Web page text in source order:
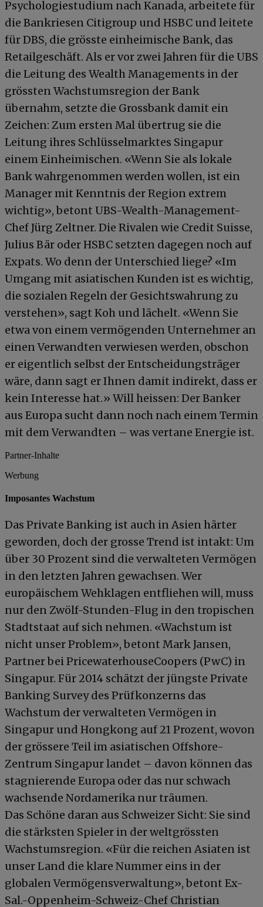
Psychologiestudium nach Kanada, arbeitete für
die Bankriesen Citigroup und HSBC und leitete
für DBS, die grösste einheimische Bank, das
Retailgeschäft. Als er vor zwei Jahren für die UBS
die Leitung des Wealth Managements in der
grössten Wachstumsregion der Bank
übernahm, setzte die Grossbank damit ein
Zeichen: Zum ersten Mal übertrug sie die
Leitung ihres Schlüsselmarktes Singapur
einem Einheimischen. «Wenn Sie als lokale
Bank wahrgenommen werden wollen, ist ein
Manager mit Kenntnis der Region extrem
wichtig», betont UBS-Wealth-Management-
Chef Jürg Zeltner. Die Rivalen wie Credit Suisse,
Julius Bär oder HSBC setzten dagegen noch auf
Expats. Wo denn der Unterschied liege? «Im
Umgang mit asiatischen Kunden ist es wichtig,
die sozialen Regeln der Gesichtswahrung zu
verstehen», sagt Koh und lächelt. «Wenn Sie
etwa von einem vermögenden Unternehmer an
einen Verwandten verwiesen werden, obschon
er eigentlich selbst der Entscheidungsträger
wäre, dann sagt er Ihnen damit indirekt, dass er
kein Interesse hat.» Will heissen: Der Banker
aus Europa sucht dann noch nach einem Termin
mit dem Verwandten – was vertane Energie ist.
Partner-Inhalte
Werbung
Imposantes Wachstum
Das Private Banking ist auch in Asien härter
geworden, doch der grosse Trend ist intakt: Um
über 30 Prozent sind die verwalteten Vermögen
in den letzten Jahren gewachsen. Wer
europäischem Wehklagen entfliehen will, muss
nur den Zwölf-Stunden-Flug in den tropischen
Stadtstaat auf sich nehmen. «Wachstum ist
nicht unser Problem», betont Mark Jansen,
Partner bei PricewaterhouseCoopers (PwC) in
Singapur. Für 2014 schätzt der jüngste Private
Banking Survey des Prüfkonzerns das
Wachstum der verwalteten Vermögen in
Singapur und Hongkong auf 21 Prozent, wovon
der grössere Teil im asiatischen Offshore-
Zentrum Singapur landet – davon können das
stagnierende Europa oder das nur schwach
wachsende Nordamerika nur träumen.
Das Schöne daran aus Schweizer Sicht: Sie sind
die stärksten Spieler in der weltgrössten
Wachstumsregion. «Für die reichen Asiaten ist
unser Land die klare Nummer eins in der
globalen Vermögensverwaltung», betont Ex-
Sal.-Oppenheim-Schweiz-Chef Christian